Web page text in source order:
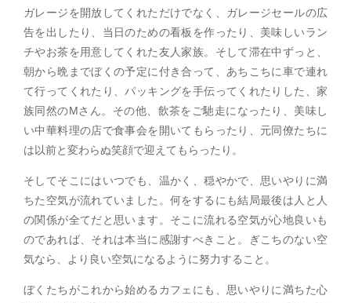
ガレージを開放してくれただけでなく、ガレージセールの広
告を出したり、当日のための看板を作ったり、美味しいラン
チやお茶を用意してくれた友人家族。そして滞在中ずっと、
朝から晩までぼくの予定に付き合って、あちこちに車で連れ
て行ってくれたり、パッキングを手伝ってくれたりした、家
族同然のMさん。その他、飲茶をご馳走になったり、美味し
い中華料理の店で食事会を開いてもらったり、元同僚たちに
は以前と変わらぬ笑顔で迎えてもらったり。
そしてそこにはいつでも、温かく、穏やかで、思いやりに満
ちた空気が流れていました。何をするにも結局最後は人と人
の関係が全てだと思います。そこに流れる空気が心地良いも
のであれば、それは本当に感謝すべきこと。ぎこちのない空
気なら、より良い空気になるように努力すること。
ぼくたちがこれから始めるカフェにも、思いやりに満ちた心